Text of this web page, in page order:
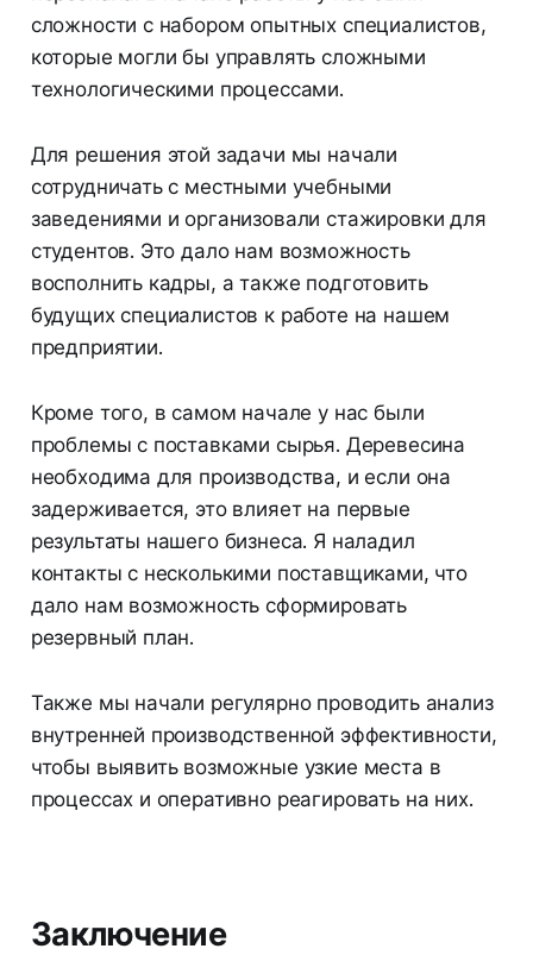
сложности с набором опытных специалистов,
которые могли бы управлять сложными
технологическими процессами.
Для решения этой задачи мы начали
сотрудничать с местными учебными
заведениями и организовали стажировки для
студентов. Это дало нам возможность
восполнить кадры, а также подготовить
будущих специалистов к работе на нашем
предприятии.
Кроме того, в самом начале у нас были
проблемы с поставками сырья. Деревесина
необходима для производства, и если она
задерживается, это влияет на первые
результаты нашего бизнеса. Я наладил
контакты с несколькими поставщиками, что
дало нам возможность сформировать
резервный план.
Также мы начали регулярно проводить анализ
внутренней производственной эффективности,
чтобы выявить возможные узкие места в
процессах и оперативно реагировать на них.
Заключение